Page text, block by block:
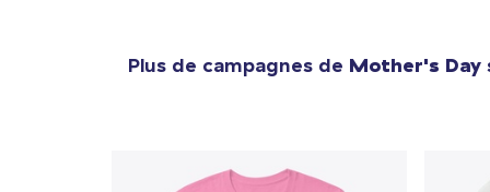
Plus de campagnes de Mother's Day